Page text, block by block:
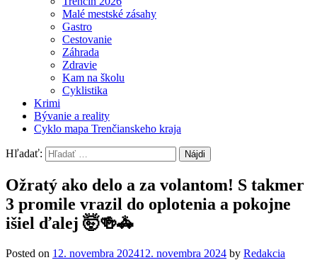
Malé mestské zásahy
Gastro
Cestovanie
Záhrada
Zdravie
Kam na školu
Cyklistika
Krimi
Bývanie a reality
Cyklo mapa Trenčianskeho kraja
Hľadať:
Ožratý ako delo a za volantom! S takmer
3 promile vrazil do oplotenia a pokojne
išiel ďalej 🤯🍻🚓
Posted on 12. novembra 202412. novembra 2024 by Redakcia